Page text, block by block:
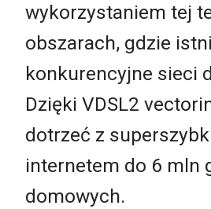
wykorzystaniem tej
obszarach, gdzie
konkurencyjne sieci
Dzięki VDSL2
dotrzeć z
internetem do 6 mln
domowych.